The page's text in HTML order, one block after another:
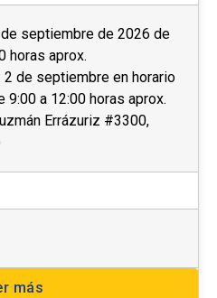
septiembre de 2026 de
horas aprox.
2 de septiembre en horario
9:00 a 12:00 horas aprox.
Errázuriz #3300,
más